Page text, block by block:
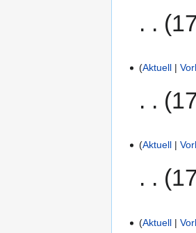
Aktuell
Aktuell
Aktuell